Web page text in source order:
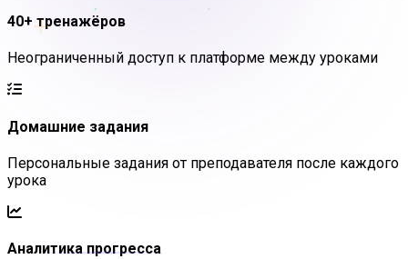
+
40+ тренажёров
Неограниченный доступ к платформе между уроками
Домашние задания
Персональные задания от преподавателя после каждого
урока
Аналитика прогресса